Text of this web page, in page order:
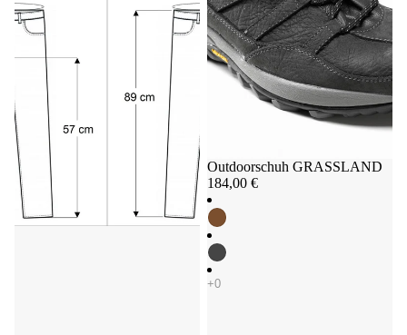
Outdoorschuh GRASSLAND
184,00 €